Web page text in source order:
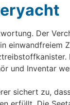
Der
einwandfreiem
und Inventar
sichert zu,